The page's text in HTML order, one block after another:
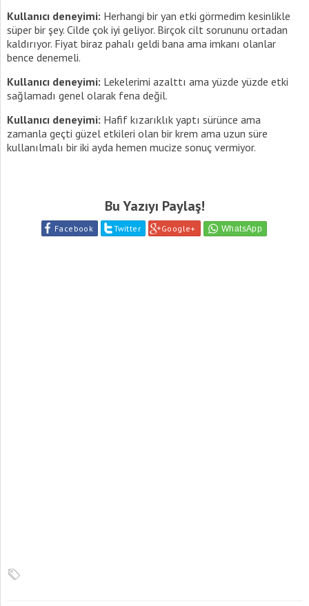
Kullanıcı deneyimi: Herhangi bir yan etki görmedim kesinlikle
süper bir şey. Cilde çok iyi geliyor. Birçok cilt sorununu ortadan
kaldırıyor. Fiyat biraz pahalı geldi bana ama imkanı olanlar
bence denemeli.
Kullanıcı deneyimi: Lekelerimi azalttı ama yüzde yüzde etki
sağlamadı genel olarak fena değil.
Kullanıcı deneyimi: Hafif kızarıklık yaptı sürünce ama
zamanla geçti güzel etkileri olan bir krem ama uzun süre
kullanılmalı bir iki ayda hemen mucize sonuç vermiyor.
Bu Yazıyı Paylaş!
Facebook Twitter Google+